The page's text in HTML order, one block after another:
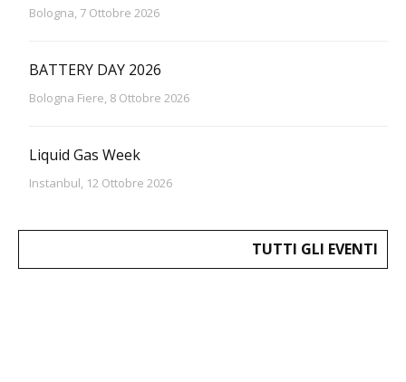
Bologna, 7 Ottobre 2026
BATTERY DAY 2026
Bologna Fiere, 8 Ottobre 2026
Liquid Gas Week
Instanbul, 12 Ottobre 2026
TUTTI GLI EVENTI